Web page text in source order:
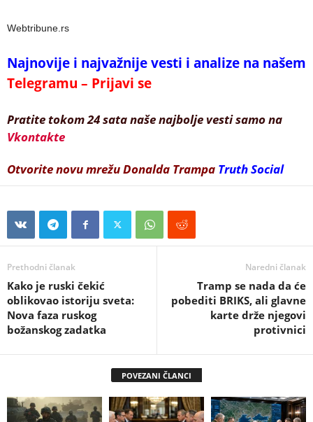
Webtribune.rs
Najnovije i najvažnije vesti i analize na našem
Telegramu – Prijavi se
Pratite tokom 24 sata naše najbolje vesti samo na
Vkontakte
Otvorite novu mrežu Donalda Trampa Truth Social
Prethodni članak
Kako je ruski čekić
oblikovao istoriju sveta:
Nova faza ruskog
božanskog zadatka
Naredni članak
Tramp se nada da će
pobediti BRIKS, ali glavne
karte drže njegovi
protivnici
POVEZANI ČLANCI